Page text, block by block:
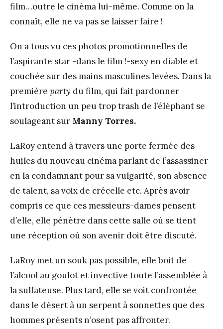
film…outre le cinéma lui-même. Comme on la
connaît, elle ne va pas se laisser faire !
On a tous vu ces photos promotionnelles de
l’aspirante star -dans le film !-sexy en diable et
couchée sur des mains masculines levées. Dans la
première party du film, qui fait pardonner
l’introduction un peu trop trash de l’éléphant se
soulageant sur Manny Torres.
LaRoy entend à travers une porte fermée des
huiles du nouveau cinéma parlant de l’assassiner
en la condamnant pour sa vulgarité, son absence
de talent, sa voix de crécelle etc. Après avoir
compris ce que ces messieurs-dames pensent
d’elle, elle pénètre dans cette salle où se tient
une réception où son avenir doit être discuté.
LaRoy met un souk pas possible, elle boit de
l’alcool au goulot et invective toute l’assemblée à
la sulfateuse. Plus tard, elle se voit confrontée
dans le désert à un serpent à sonnettes que des
hommes présents n’osent pas affronter.